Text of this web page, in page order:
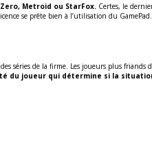
Metroid ou StarFox. Certes, le
se prête bien à l’utilisation du GamePad.
séries de la firme. Les joueurs plus
du joueur qui détermine si la